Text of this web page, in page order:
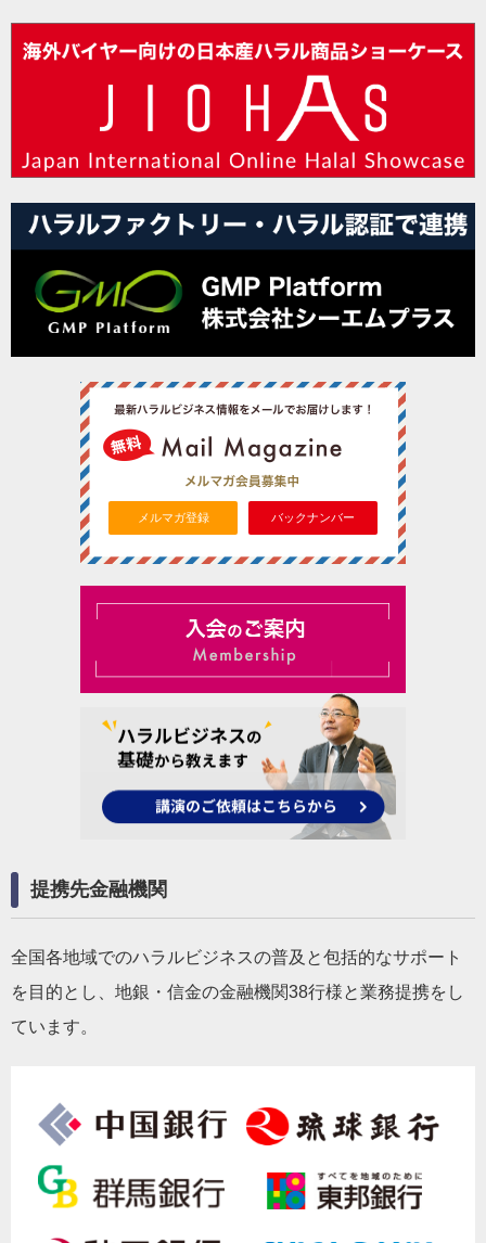
メルマガ登録 バックナンバー
提携先金融機関
全国各地域でのハラルビジネスの普及と包括的なサポート
を目的とし、地銀・信金の金融機関38行様と業務提携をし
ています。